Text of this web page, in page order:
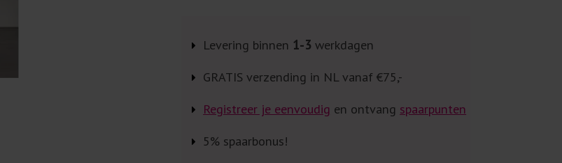
Levering binnen 1-3werkdagen
GRATIS verzending in NL vanaf €75,-
Registreer je eenvoudig en ontvang spaarpunten
5% spaarbonus!